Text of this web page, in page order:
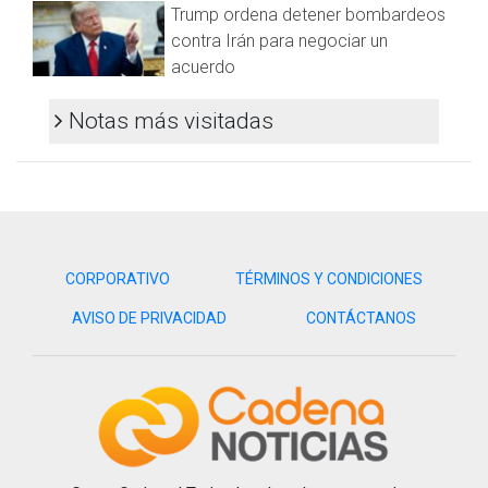
correspondiente.
Visita y accede a todo nuestro contenido |
Facebook:@cadenanoticiasmx| Instagram:
Whatsapp:@CadenaNoticias| Telegram:@CadenaNoticias
Trump ordena detener bombardeos
contra Irán para negociar un
acuerdo
Notas más visitadas
CORPORATIVO TÉRMINOS Y CONDICIONES
AVISO DE PRIVACIDAD CONTÁCTANOS